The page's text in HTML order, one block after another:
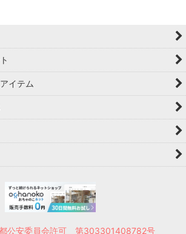
イテム
公安委員会許可 第303301408782号